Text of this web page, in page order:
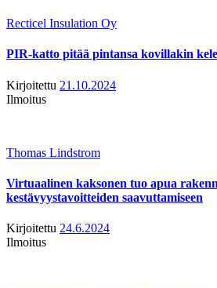
Recticel Insulation Oy
PIR-katto pitää pintansa kovillakin
Kirjoitettu 21.10.2024
Ilmoitus
Thomas Lindstrom
Virtuaalinen kaksonen tuo apua
kestävyystavoitteiden saavuttamiseen
Kirjoitettu 24.6.2024
Ilmoitus